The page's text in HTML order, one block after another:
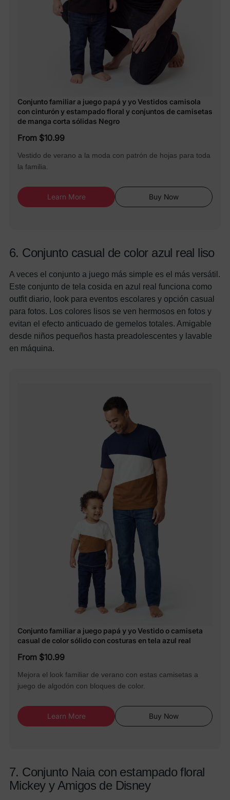
Conjunto familiar a juego papá y yo Vestidos camisola
con cinturón y estampado floral y conjuntos de camisetas
de manga corta sólidas Negro
From $10.99
Vestido de verano a la moda con patrón de hojas para toda
la familia.
Learn More Buy Now
6. Conjunto casual de color azul real liso
A veces el conjunto a juego más simple es el más versátil.
Este conjunto de tela cosida en azul real funciona como
outfit diario, look para eventos escolares y opción casual
para fotos. Los colores lisos se ven hermosos en fotos y
evitan el efecto anticuado de gemelos totales. Amigable
desde niños pequeños hasta preadolescentes y lavable
en máquina.
Conjunto familiar a juego papá y yo Vestido o camiseta
casual de color sólido con costuras en tela azul real
From $10.99
Mejora el look familiar de verano con estas camisetas a
juego de algodón con bloques de color.
Learn More Buy Now
7. Conjunto Naia con estampado floral
Mickey y Amigos de Disney